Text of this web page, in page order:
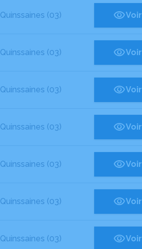
Quinssaines (03) Voir
Quinssaines (03) Voir
Quinssaines (03) Voir
Quinssaines (03) Voir
Quinssaines (03) Voir
Quinssaines (03) Voir
Quinssaines (03) Voir